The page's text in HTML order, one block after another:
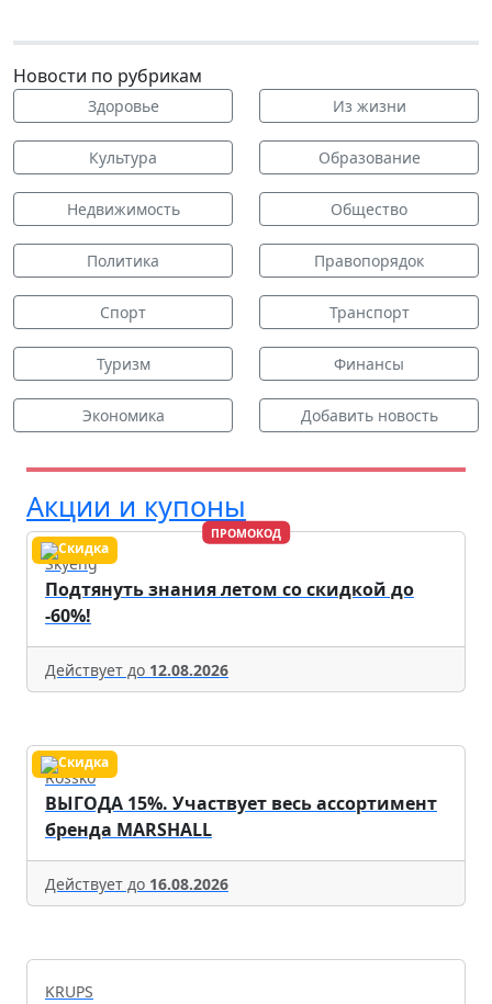
Новости по рубрикам
Здоровье Из жизни
Культура Образование
Недвижимость Общество
Политика Правопорядок
Спорт Транспорт
Туризм Финансы
Экономика Добавить новость
Акции и купоны
ПРОМОКОД
Skyeng
Подтянуть знания летом со скидкой до
-60%!
Действует до 12.08.2026
Rossko
ВЫГОДА 15%. Участвует весь ассортимент
бренда MARSHALL
Действует до 16.08.2026
KRUPS